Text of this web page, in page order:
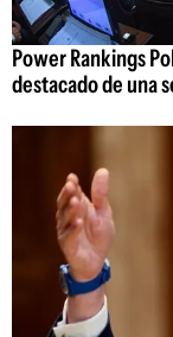
Power Rankings
destacado de una